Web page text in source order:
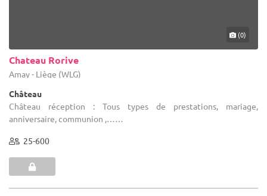
(0)
Chateau Rorive
Amay - Liège (WLG)
Château
Château réception : Tous types de prestations, mariage,
anniversaire, communion ,……
25-600